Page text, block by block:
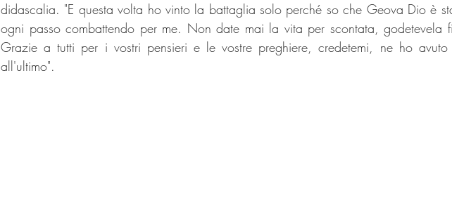
didascalia. "E questa volta ho vinto la battaglia solo perché so che Geova Dio è
ogni passo combattendo per me. Non date mai la vita per scontata, godetevela
Grazie a tutti per i vostri pensieri e le vostre preghiere, credetemi, ne ho
all'ultimo".